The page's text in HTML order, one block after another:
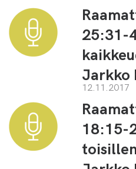
25:31-
Jarkko
12.11.2017
18:15-